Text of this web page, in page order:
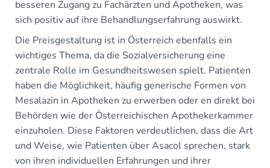
besseren Zugang zu Fachärzten und Apotheken, was
sich positiv auf ihre Behandlungserfahrung auswirkt.
Die Preisgestaltung ist in Österreich ebenfalls ein
wichtiges Thema, da die Sozialversicherung eine
zentrale Rolle im Gesundheitswesen spielt. Patienten
haben die Möglichkeit, häufig generische Formen von
Mesalazin in Apotheken zu erwerben oder en direkt bei
Behörden wie der Österreichischen Apothekerkammer
einzuholen. Diese Faktoren verdeutlichen, dass die Art
und Weise, wie Patienten über Asacol sprechen, stark
von ihren individuellen Erfahrungen und ihrer